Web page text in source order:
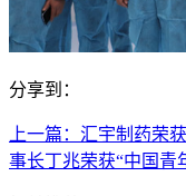
分享到：
上一篇： 汇宇制药荣
事长丁兆荣获“中国青